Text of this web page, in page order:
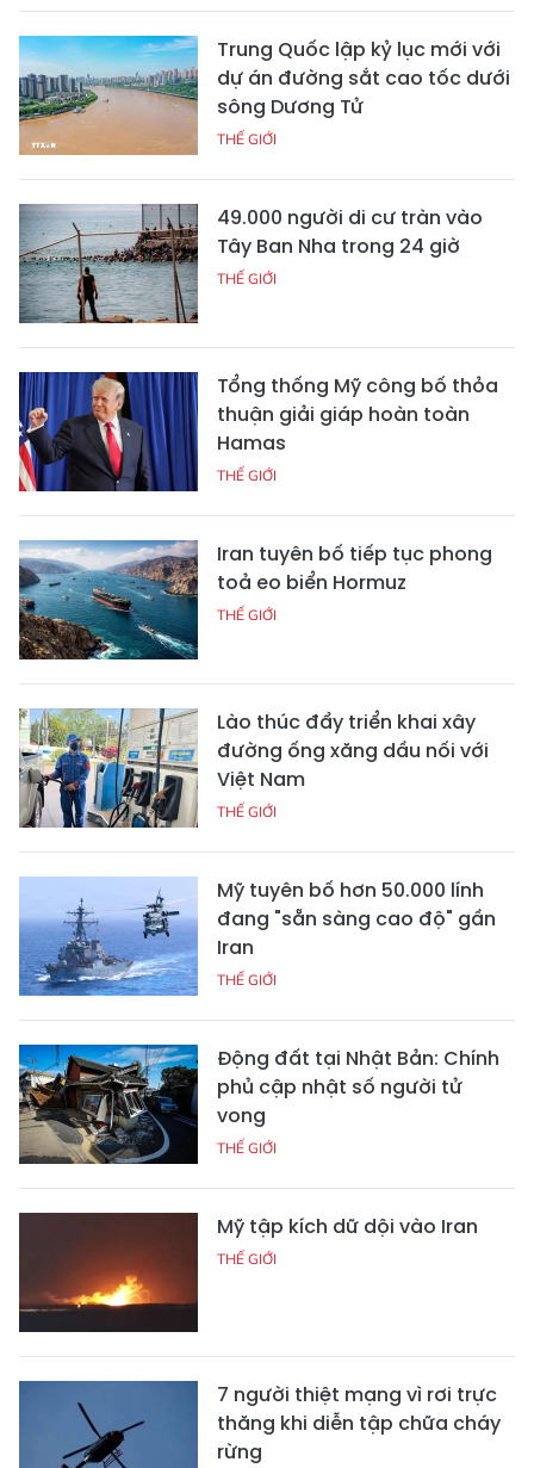
Trung Quốc lập kỷ lục mới với
dự án đường sắt cao tốc dưới
sông Dương Tử
THẾ GIỚI
49.000 người di cư tràn vào
Tây Ban Nha trong 24 giờ
THẾ GIỚI
Tổng thống Mỹ công bố thỏa
thuận giải giáp hoàn toàn
Hamas
THẾ GIỚI
Iran tuyên bố tiếp tục phong
toả eo biển Hormuz
THẾ GIỚI
Lào thúc đẩy triển khai xây
đường ống xăng dầu nối với
Việt Nam
THẾ GIỚI
Mỹ tuyên bố hơn 50.000 lính
đang "sẵn sàng cao độ" gần
Iran
THẾ GIỚI
Động đất tại Nhật Bản: Chính
phủ cập nhật số người tử
vong
THẾ GIỚI
Mỹ tập kích dữ dội vào Iran
THẾ GIỚI
7 người thiệt mạng vì rơi trực
thăng khi diễn tập chữa cháy
rừng